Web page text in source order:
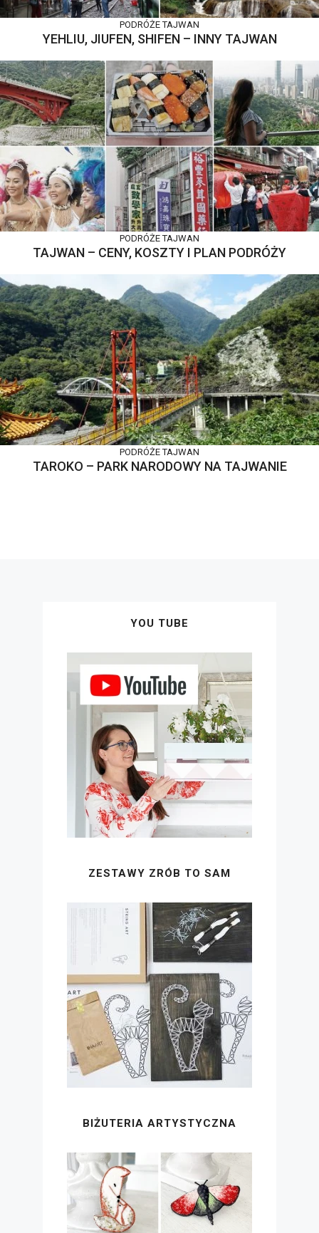
PODRÓŻE TAJWAN
YEHLIU, JIUFEN, SHIFEN – INNY TAJWAN
PODRÓŻE TAJWAN
TAJWAN – CENY, KOSZTY I PLAN PODRÓŻY
PODRÓŻE TAJWAN
TAROKO – PARK NARODOWY NA TAJWANIE
YOU TUBE
ZESTAWY ZRÓB TO SAM
BIŻUTERIA ARTYSTYCZNA